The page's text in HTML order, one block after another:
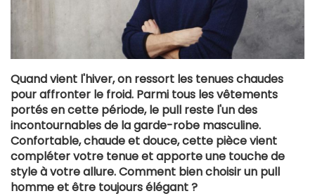
Quand vient l'hiver, on ressort les tenues chaudes
pour affronter le froid. Parmi tous les vêtements
portés en cette période, le pull reste l'un des
incontournables de la garde-robe masculine.
Confortable, chaude et douce, cette pièce vient
compléter votre tenue et apporte une touche de
style à votre allure. Comment bien choisir un pull
homme et être toujours élégant ?